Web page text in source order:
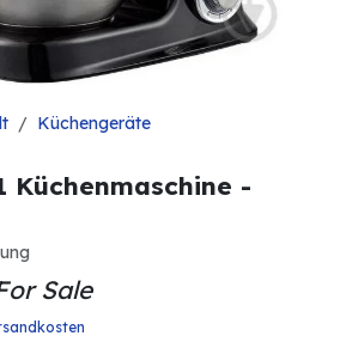
Küchengeräte
Küchenmaschine -
Sale